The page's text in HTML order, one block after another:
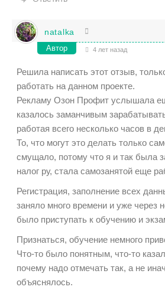
natalka
Автор 4 лет назад
Решила написать этот отзыв,
работать на данном проекте.
Рекламу Озон Профит услышала
казалось заманчивым
работая всего несколько часов в
То, что могут это делать только
смущало, потому что я и так была
налог ру, стала самозанятой еще
Регистрация, заполнение всех
заняло много времени и уже через
было приступать к обучению и
Признаться, обучение немного
Что-то было понятным, что-то
почему надо отмечать так, а не
объяснялось.